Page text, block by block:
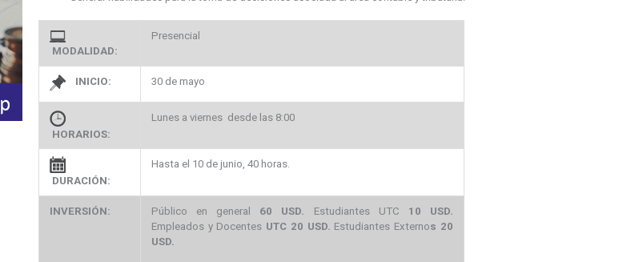
MODALIDAD:
Presencial
INICIO: 30 de mayo
HORARIOS:
Lunes a viernes desde las 8:00
DURACIÓN:
Hasta el 10 de junio, 40 horas.
INVERSIÓN: Público en general 60 USD. Estudiantes UTC 10 USD.
Empleados y Docentes UTC 20 USD. Estudiantes Externos 20
USD.